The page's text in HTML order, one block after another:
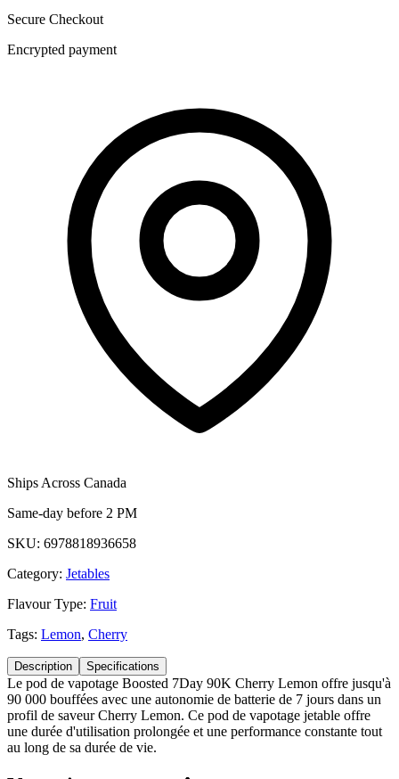
Secure Checkout
Encrypted payment
Ships Across Canada
Same-day before 2 PM
SKU: 6978818936658
Category: Jetables
Flavour Type: Fruit
Tags: Lemon, Cherry
Description Specifications
Le pod de vapotage Boosted 7Day 90K Cherry Lemon offre jusqu'à
90 000 bouffées avec une autonomie de batterie de 7 jours dans un
profil de saveur Cherry Lemon. Ce pod de vapotage jetable offre
une durée d'utilisation prolongée et une performance constante tout
au long de sa durée de vie.